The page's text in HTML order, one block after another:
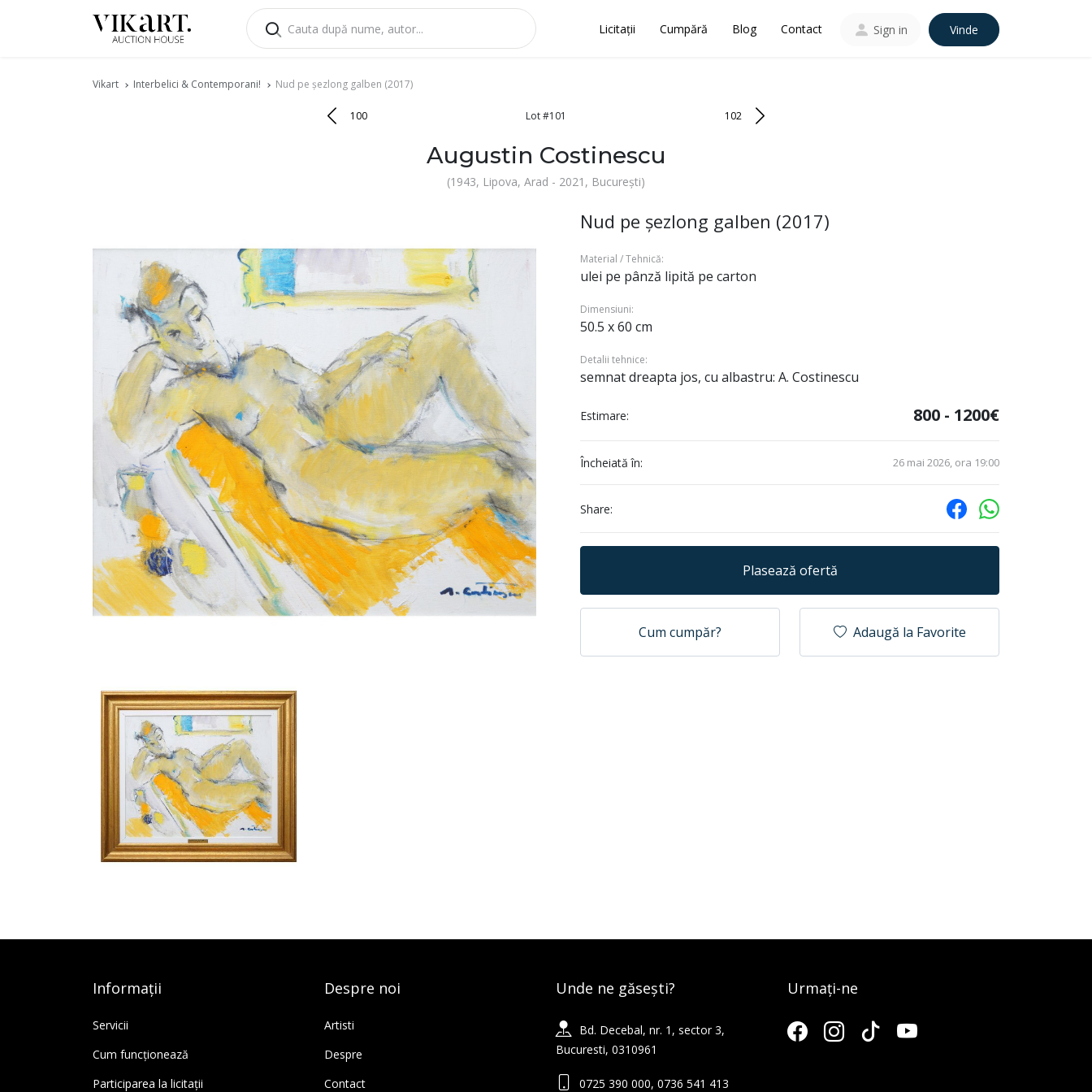
Licitații Cumpără Blog Contact Sign in Vinde
Vikart Interbelici & Contemporani! Nud pe şezlong galben (2017)
100 Lot #101 102
Augustin Costinescu
(1943, Lipova, Arad - 2021, București)
Nud pe şezlong galben (2017)
Material / Tehnică:
ulei pe pânză lipită pe carton
Dimensiuni:
50.5 x 60 cm
Detalii tehnice:
semnat dreapta jos, cu albastru: A. Costinescu
Estimare: 800 - 1200€
Încheiată în: 26 mai 2026, ora 19:00
Share:
Plasează ofertă
Cum cumpăr? Adaugă la Favorite
Informații
Servicii
Cum funcționează
Participarea la licitații
Despre noi
Artisti
Despre
Contact
Unde ne găsești?
Bd. Decebal, nr. 1, sector 3,
Bucuresti, 0310961
0725 390 000, 0736 541 413
Urmați-ne